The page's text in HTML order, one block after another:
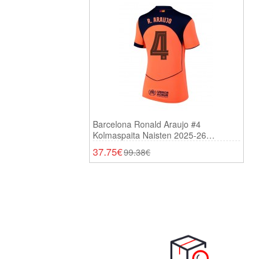
Barcelona Ronald Araujo #4
Kolmaspaita Naisten 2025-26
Lyhythihainen
37.75€99.38€